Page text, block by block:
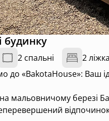
будинку
2 спальні 2 ліжка
до «BakotaHouse»: Ваш
мальовничому березі